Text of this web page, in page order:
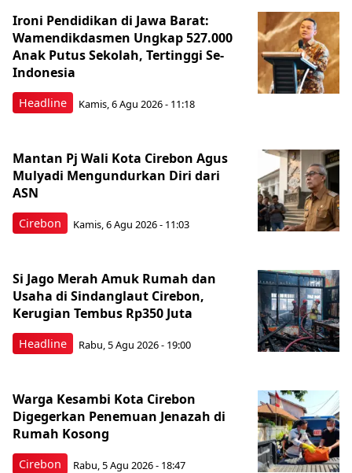
Headline
Ironi Pendidikan di Jawa Barat:
Wamendikdasmen Ungkap 527.000
Anak Putus Sekolah, Tertinggi Se-
Indonesia
Kamis, 6 Agu 2026 - 11:18
Cirebon
Mantan Pj Wali Kota Cirebon Agus
Mulyadi Mengundurkan Diri dari
ASN
Kamis, 6 Agu 2026 - 11:03
Headline
Si Jago Merah Amuk Rumah dan
Usaha di Sindanglaut Cirebon,
Kerugian Tembus Rp350 Juta
Rabu, 5 Agu 2026 - 19:00
Cirebon
Warga Kesambi Kota Cirebon
Digegerkan Penemuan Jenazah di
Rumah Kosong
Rabu, 5 Agu 2026 - 18:47